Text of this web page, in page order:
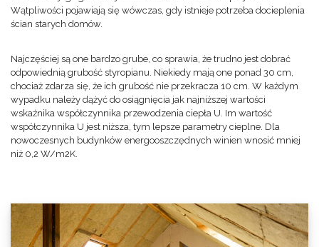
Wątpliwości pojawiają się wówczas, gdy istnieje potrzeba docieplenia
ścian starych domów.
Najczęściej są one bardzo grube, co sprawia, że trudno jest dobrać
odpowiednią grubość styropianu. Niekiedy mają one ponad 30 cm,
chociaż zdarza się, że ich grubość nie przekracza 10 cm. W każdym
wypadku należy dążyć do osiągnięcia jak najniższej wartości
wskaźnika współczynnika przewodzenia ciepła U. Im wartość
współczynnika U jest niższa, tym lepsze parametry cieplne. Dla
nowoczesnych budynków energooszczędnych winien wnosić mniej
niż 0,2 W/m2K.